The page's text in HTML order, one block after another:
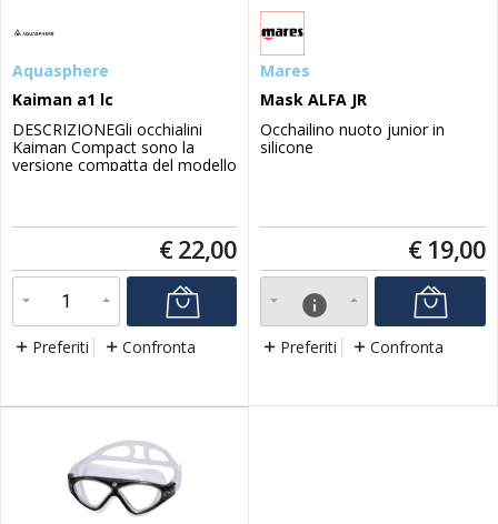
Aquasphere
Kaiman a1 lc
DESCRIZIONEGli occhialini
Kaiman Compact sono la
versione compatta del modello
180° pensata per i nuotatori in
allenamento outdoor. Questo
modello garantisce comfort e
vestibilità grazie al facciale in
morbido Soft...
€ 22,00
Preferiti Confronta
Mares
Mask ALFA JR
Occhailino nuoto junior in
silicone
€ 19,00
info
Preferiti Confronta